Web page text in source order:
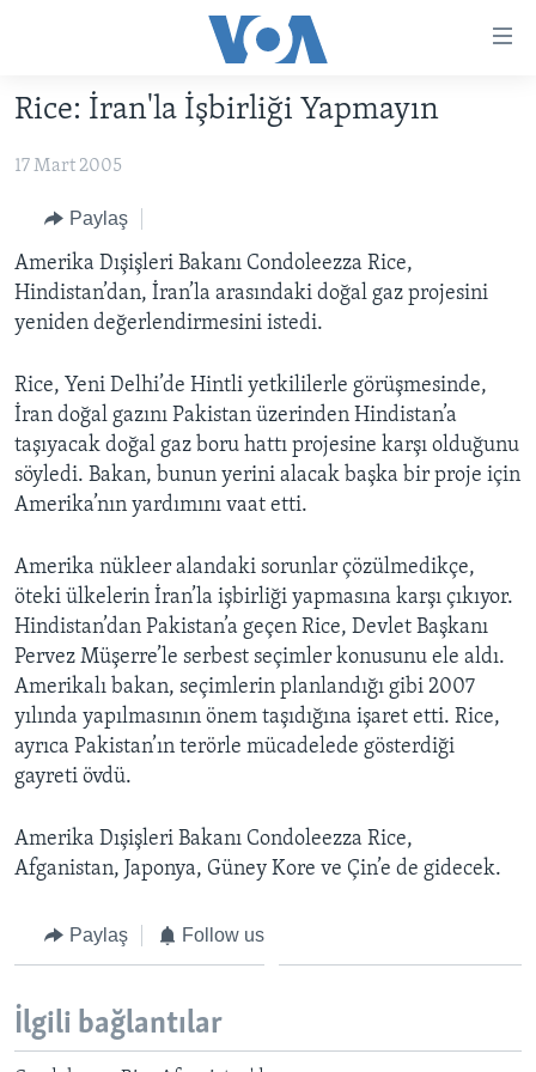
geç
navigasyona
geç
TÜRKİYE
AMERİKA
ORTADOĞU
AVRUPA
SAĞLIK
BİLİM VE TEKNOLOJİ
EKONOMİ
ÇEVRE
HAYATTAN
SANAT
PROGRAMLAR
AMERİKA'DA YAŞAM
UKRAYNA KRİZİ
YAPAY ZEKA
YORUMLAR
AMERIKA'YA ÖZEL
İNGİLİZCE DERSLERİ
MULTİMEDYA
VİDEO GALERİ
FOTO GALERİ
LEARNING ENGLISH
BIZI TAKIP EDIN
Diller
Rice: İran'la İşbirliği Yapmayın
17 Mart 2005
Paylaş
Amerika Dışişleri Bakanı Condoleezza Rice,
Hindistan’dan, İran’la arasındaki doğal gaz projesini
yeniden değerlendirmesini istedi.
Rice, Yeni Delhi’de Hintli yetkililerle görüşmesinde,
İran doğal gazını Pakistan üzerinden Hindistan’a
taşıyacak doğal gaz boru hattı projesine karşı olduğunu
söyledi. Bakan, bunun yerini alacak başka bir proje için
Amerika’nın yardımını vaat etti.
Amerika nükleer alandaki sorunlar çözülmedikçe,
öteki ülkelerin İran’la işbirliği yapmasına karşı çıkıyor.
Hindistan’dan Pakistan’a geçen Rice, Devlet Başkanı
Pervez Müşerre’le serbest seçimler konusunu ele aldı.
Amerikalı bakan, seçimlerin planlandığı gibi 2007
yılında yapılmasının önem taşıdığına işaret etti. Rice,
ayrıca Pakistan’ın terörle mücadelede gösterdiği
gayreti övdü.
Amerika Dışişleri Bakanı Condoleezza Rice,
Afganistan, Japonya, Güney Kore ve Çin’e de gidecek.
Paylaş Follow us
İlgili bağlantılar